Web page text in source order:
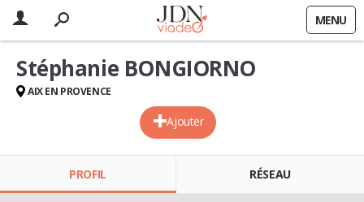
MENU
Ajouter
Stéphanie BONGIORNO
AIX EN PROVENCE
PROFIL RÉSEAU